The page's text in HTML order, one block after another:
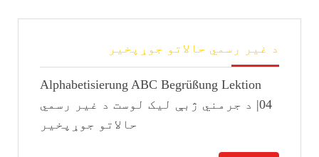
د غیر رسمي حالاتو جوړپخیر
رسمي
حالاتو
جوړپخیر
Alphabetisierung ABC Begrüßung Lektion
04| د جرمني ژبې لیک لوست د غیر رسمي
حالاتو جوړپخیر